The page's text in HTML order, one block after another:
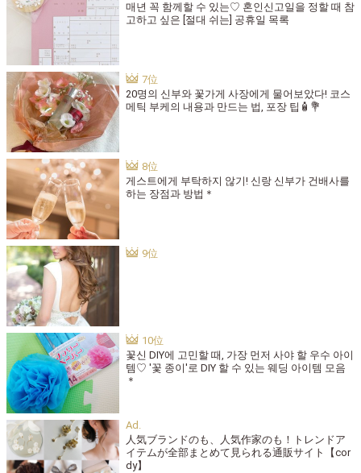
매년 꼭 함께할 수 있는♡ 혼인신고일을 정할 때 참
고하고 싶은 [절대 쉬는] 공휴일 목록
20명의 신부와 꽃가게 사장에게 물어보았다! 코스
메틱 부케의 내용과 만드는 법, 포장 팁🧴💐
게스트에게 부탁하지 않기! 신랑 신부가 건배사를
하는 장점과 방법＊
꽃신 DIY에 고민할 때, 가장 먼저 사야 할 우수 아이
템♡ '꽃 종이'로 DIY 할 수 있는 웨딩 아이템 모음
＊
人気ブランドのも、人気作家のも！トレンドア
イテムが全部まとめて見られる通販サイト【cor
dy】